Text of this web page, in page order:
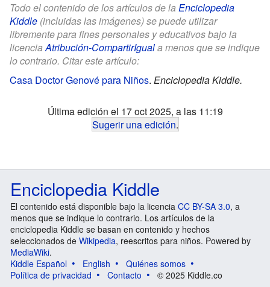
Todo el contenido de los artículos de la Enciclopedia
Kiddle (incluidas las imágenes) se puede utilizar
libremente para fines personales y educativos bajo la
licenciaAtribución-CompartirIguala menos que se indique
lo contrario. Citar este artículo:
Casa Doctor Genové para Niños. Enciclopedia Kiddle.
Última edición el 17 oct 2025, a las 11:19
Sugerir una edición.
Enciclopedia Kiddle
El contenido está disponible bajo la licencia CC BY-SA 3.0, a
menos que se indique lo contrario. Los artículos de la
enciclopedia Kiddle se basan en contenido y hechos
seleccionados de Wikipedia, reescritos para niños. Powered by
MediaWiki.
Kiddle Español
English
Quiénes somos
Política de privacidad
Contacto © 2025 Kiddle.co